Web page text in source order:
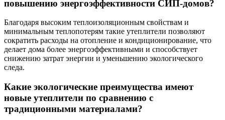
повышению энергоэффективности СИП-домов?
Благодаря высоким теплоизоляционным свойствам и
минимальным теплопотерям такие утеплители позволяют
сократить расходы на отопление и кондиционирование, что
делает дома более энергоэффективными и способствует
снижению затрат энергии и уменьшению экологического
следа.
Какие экологические преимущества имеют
новые утеплители по сравнению с
традиционными материалами?